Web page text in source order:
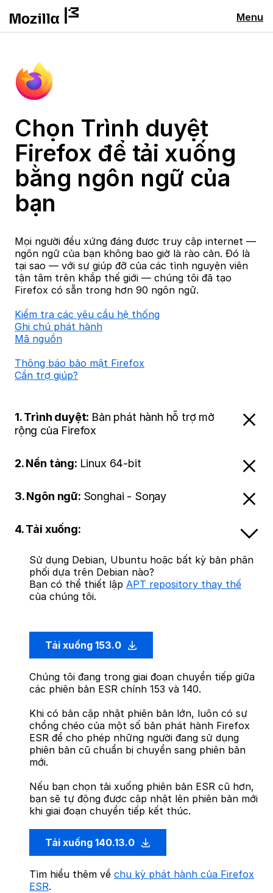
Menu
Chọn Trình duyệt
Firefox để tải xuống
bằng ngôn ngữ của
bạn
Mọi người đều xứng đáng được truy cập internet —
ngôn ngữ của bạn không bao giờ là rào cản. Đó là
tại sao — với sự giúp đỡ của các tình nguyện viên
tận tâm trên khắp thế giới — chúng tôi đã tạo
Firefox có sẵn trong hơn 90 ngôn ngữ.
Kiểm tra các yêu cầu hệ thống
Ghi chú phát hành
Mã nguồn
Thông báo bảo mật Firefox
Cần trợ giúp?
1. Trình duyệt: Bản phát hành hỗ trợ mở
rộng của Firefox
2. Nền tảng: Linux 64-bit
3. Ngôn ngữ: Songhai - Soŋay
4. Tải xuống:
Sử dụng Debian, Ubuntu hoặc bất kỳ bản phân
phối dựa trên Debian nào?
Bạn có thể thiết lập APT repository thay thế
của chúng tôi.
Tải xuống 153.0
Chúng tôi đang trong giai đoạn chuyển tiếp giữa
các phiên bản ESR chính 153 và 140.
Khi có bản cập nhật phiên bản lớn, luôn có sự
chồng chéo của một số bản phát hành Firefox
ESR để cho phép những người đang sử dụng
phiên bản cũ chuẩn bị chuyển sang phiên bản
mới.
Nếu bạn chọn tải xuống phiên bản ESR cũ hơn,
bạn sẽ tự động được cập nhật lên phiên bản mới
khi giai đoạn chuyển tiếp kết thúc.
Tải xuống 140.13.0
Tìm hiểu thêm về chu kỳ phát hành của Firefox
ESR.